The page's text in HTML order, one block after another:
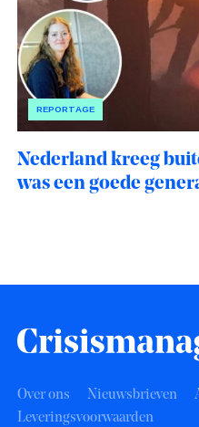
REPORTAGE
Nederland kreeg
was een goede
Over ons Nieuwsbrieven
Leveringsvoorwaarden